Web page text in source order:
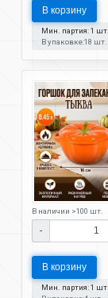
В корзину
Мин. партия: 1 шт.
В упаковке:18 шт.
В наличии >100 шт.
-
В корзину
Мин. партия: 1 шт.